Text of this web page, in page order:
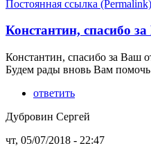
Постоянная ссылка (Permalink)
Константин, спасибо
Константин, спасибо за Ваш
Будем рады вновь Вам
ответить
Дубровин Сергей
чт, 05/07/2018 - 22:47